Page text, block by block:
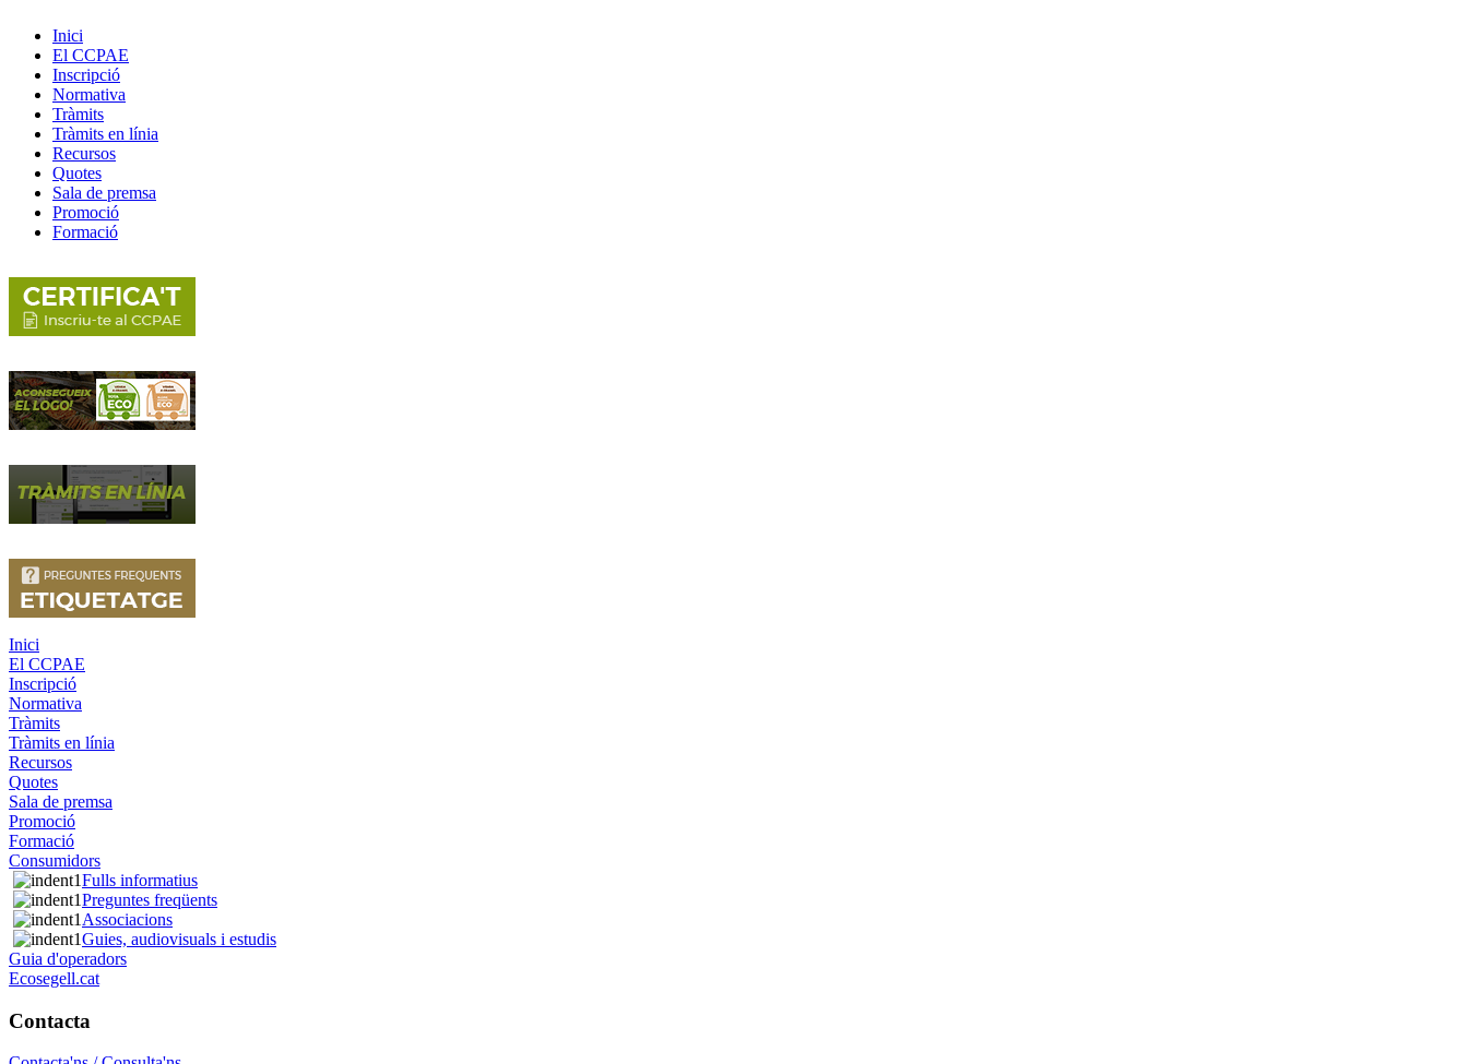
Inici
El CCPAE
Inscripció
Normativa
Tràmits
Tràmits en línia
Recursos
Quotes
Sala de premsa
Promoció
Formació
Inici
El CCPAE
Inscripció
Normativa
Tràmits
Tràmits en línia
Recursos
Quotes
Sala de premsa
Promoció
Formació
Consumidors
Fulls informatius
Preguntes freqüents
Associacions
Guies, audiovisuals i estudis
Guia d'operadors
Ecosegell.cat
Contacta